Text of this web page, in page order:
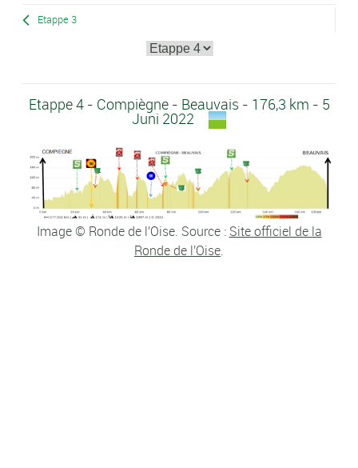
Etappe 3
Etappe 4 - Compiègne - Beauvais - 176,3 km - 5
Juni 2022
Image © Ronde de l'Oise. Source : Site officiel de la
Ronde de l'Oise.